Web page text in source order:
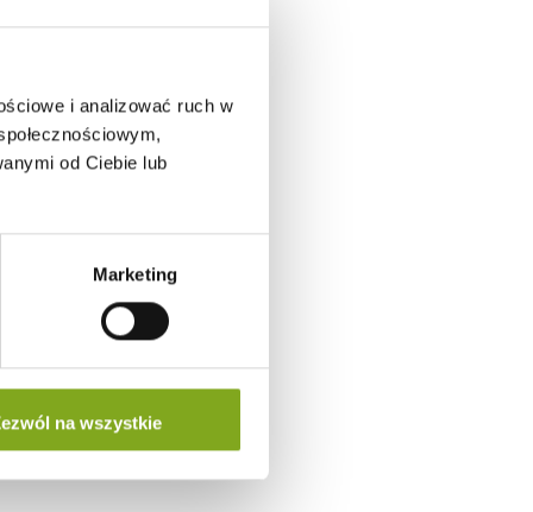
i analizować ruch w
od Ciebie lub
Marketing
na wszystkie